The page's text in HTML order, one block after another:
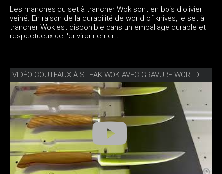
Les manches du set à trancher Wok sont en bois d'olivier
veiné. En raison de la durabilité de world of knives, le set à
trancher Wok est disponible dans un emballage durable et
respectueux de l'environnement.